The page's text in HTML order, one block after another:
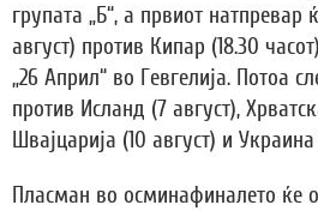
групата „Б“, а првиот натпревар
август) против Кипар (18.30
„26 Април“ во Гевгелија. Потоа
против Исланд (7 август),
Швајцарија (10 август) и Украина
Пласман во осминафиналето ќе